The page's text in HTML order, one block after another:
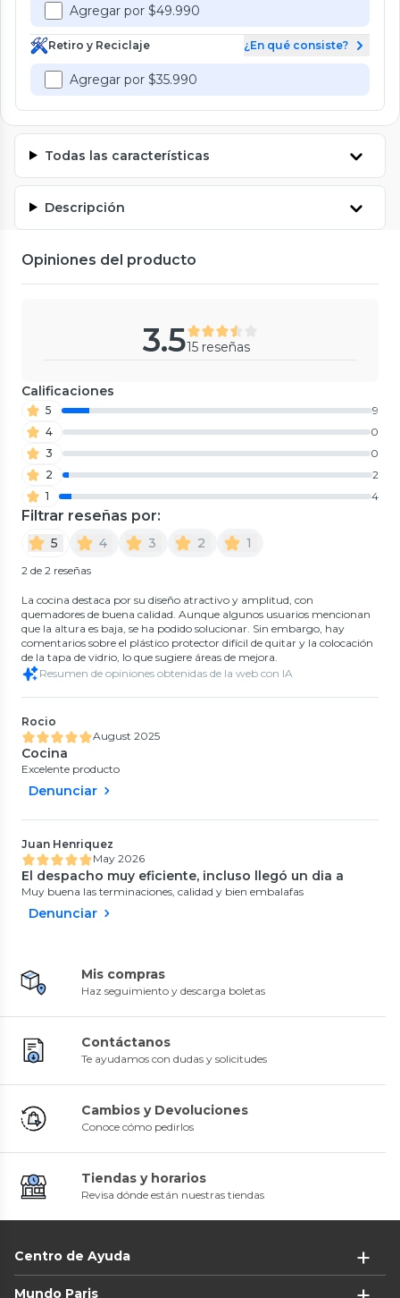
Agregar por $49.990
Retiro y Reciclaje ¿En qué consiste?
Agregar por $35.990
Todas las características
Descripción
Opiniones del producto
3.515 reseñas
Calificaciones
5
9
4
0
3
0
2
2
1
4
Filtrar reseñas por:
5 4 3 2 1
2 de 2 reseñas
La cocina destaca por su diseño atractivo y amplitud, con
quemadores de buena calidad. Aunque algunos usuarios mencionan
que la altura es baja, se ha podido solucionar. Sin embargo, hay
comentarios sobre el plástico protector difícil de quitar y la colocación
de la tapa de vidrio, lo que sugiere áreas de mejora.
Resumen de opiniones obtenidas de la web con IA
Rocio
August 2025
Cocina
Excelente producto
Denunciar
Juan Henriquez
May 2026
El despacho muy eficiente, incluso llegó un dia a
Muy buena las terminaciones, calidad y bien embalafas
Denunciar
Mis compras
Haz seguimiento y descarga boletas
Contáctanos
Te ayudamos con dudas y solicitudes
Cambios y Devoluciones
Conoce cómo pedirlos
Tiendas y horarios
Revisa dónde están nuestras tiendas
Centro de Ayuda
Mundo Paris